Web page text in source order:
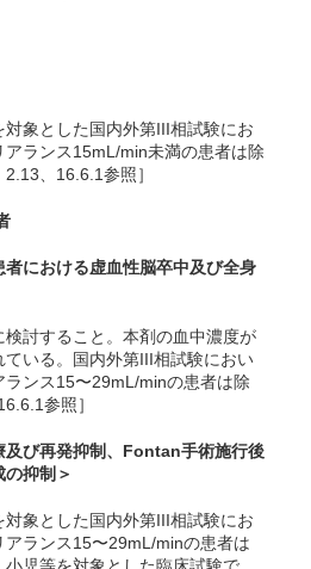
象とした国内外第III相試験にお
ランス15mL/min未満の患者は除
、16.6.1参照］
者における虚血性脳卒中及び全身
討すること。本剤の血中濃度が
ている。国内外第III相試験におい
ンス15〜29mL/minの患者は除
参照］
及び再発抑制、Fontan手術施行後
抑制＞
象とした国内外第III相試験にお
ランス15〜29mL/minの患者は